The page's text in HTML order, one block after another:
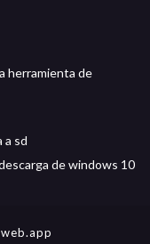
herramienta de
a sd
de windows 10